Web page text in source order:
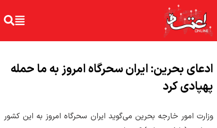
ادعای بحرین: ایران سحرگاه امروز به ما حمله
پهپادی کرد
وزارت امور خارجه بحرین می‌گوید ایران سحرگاه امروز به این کشور